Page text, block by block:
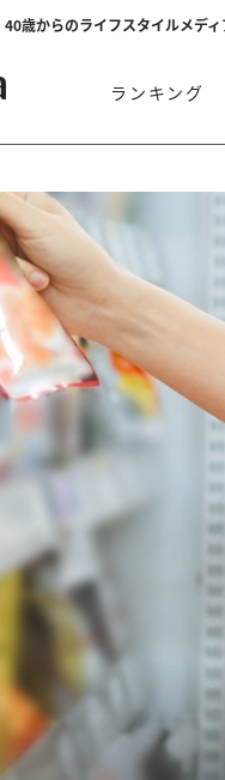
40歳からのライフスタイルメディ
ランキング